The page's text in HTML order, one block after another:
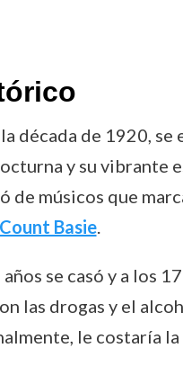
década de 1920,
y su
músicos que
Count Basie.
se casó y a los
las drogas y el
le costaría